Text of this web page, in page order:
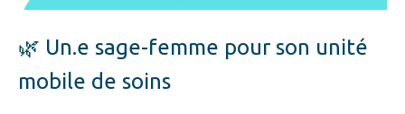
🌿 Un.e sage-femme pour son unité
mobile de soins